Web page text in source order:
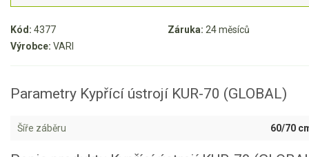
AKU zahradní technika
Aku pily
Aku STIHL
Aku AL-KO
Kód: 4377 Záruka: 24 měsíců
Výrobce: VARI
Parametry Kypřící ústrojí KUR-70 (GLOBAL)
Šíře záběru 60/70